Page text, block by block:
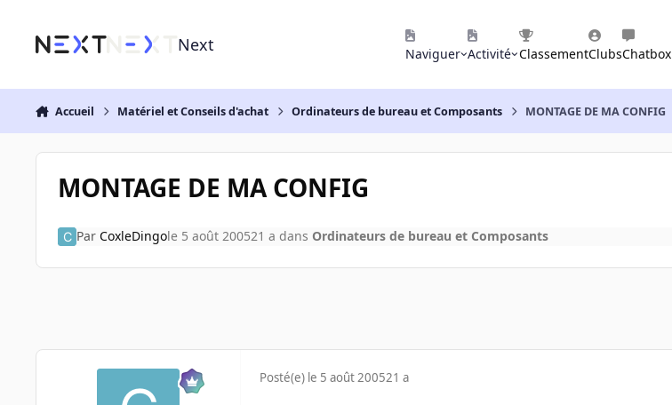
Next Naviguer Activité ClassementClubsChatbox
Accueil Matériel et Conseils d'achat Ordinateurs de bureau et Composants MONTAGE DE MA CONFIG
MONTAGE DE MA CONFIG
Par CoxleDingole 5 août 200521 a dans Ordinateurs de bureau et Composants
Posté(e) le 5 août 200521 a